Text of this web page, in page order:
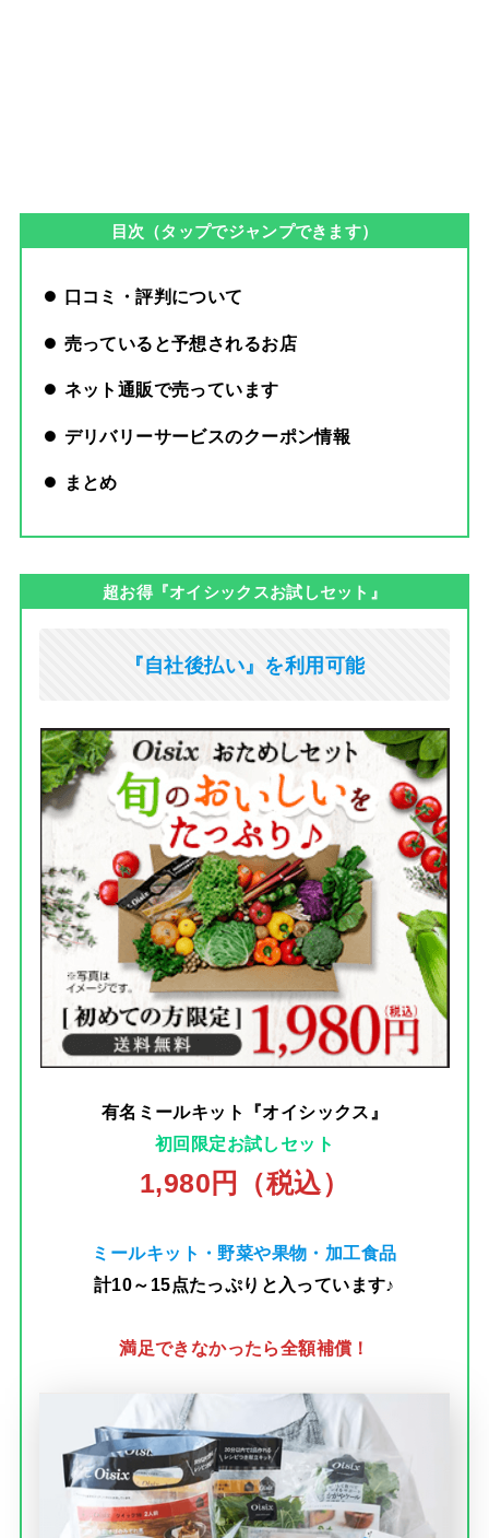
目次（タップでジャンプできます）
口コミ・評判について
売っていると予想されるお店
ネット通販で売っています
デリバリーサービスのクーポン情報
まとめ
超お得『オイシックスお試しセット』
『自社後払い』を利用可能
有名ミールキット『オイシックス』
初回限定お試しセット
1,980円（税込）
ミールキット・野菜や果物・加工食品
計10～15点たっぷりと入っています♪
満足できなかったら全額補償！